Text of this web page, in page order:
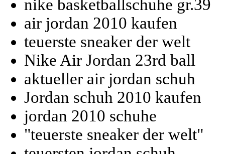
nike basketballschuhe gr.39
air jordan 2010 kaufen
teuerste sneaker der welt
Nike Air Jordan 23rd ball
aktueller air jordan schuh
Jordan schuh 2010 kaufen
jordan 2010 schuhe
"teuerste sneaker der welt"